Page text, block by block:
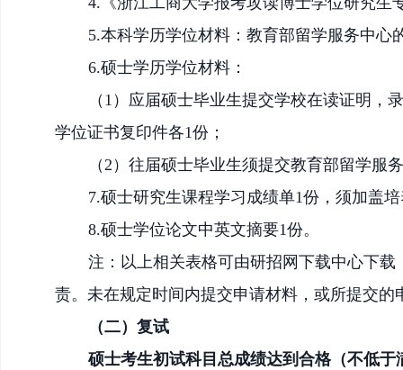
5.本科学历学位材料： 教育部留学服务中心
6.硕士学历学位材料：
（ 1）应届硕士毕业生提交学校在读证明，
学位证书复印件各1份；
（2）往届硕士毕业生须提交教育部留学服
7.硕士研究生课程学习成绩单1份，须加盖
8.硕士学位论文中英文摘要1份。
注：以上相关表格可由研招网下载中心下载
责。未在规定时间内提交申请材料，或所提交
（二）复试
硕士考生初试科目总成绩达到合格（不低于